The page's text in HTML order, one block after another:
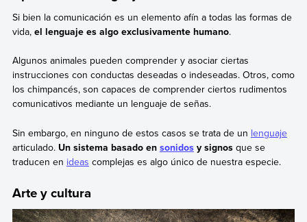
Si bien la comunicación es un elemento afín a todas las formas de
vida, el lenguaje es algo exclusivamente humano.
Algunos animales pueden comprender y asociar ciertas
instrucciones con conductas deseadas o indeseadas. Otros, como
los chimpancés, son capaces de comprender ciertos rudimentos
comunicativos mediante un lenguaje de señas.
Sin embargo, en ninguno de estos casos se trata de un lenguaje
articulado. Un sistema basado en sonidosy signosque se
traducen en ideas complejas es algo único de nuestra especie.
Arte y cultura